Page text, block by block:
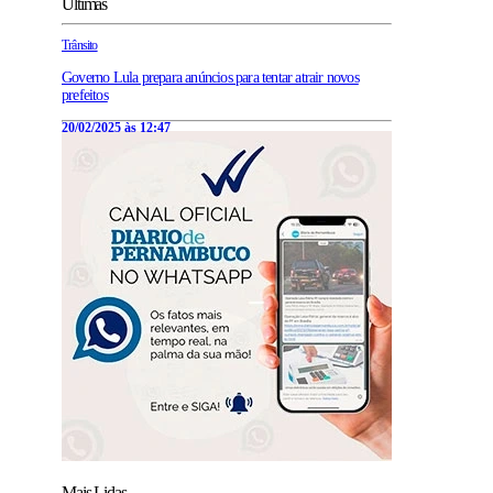
Últimas
Trânsito
Governo Lula prepara anúncios para tentar atrair novos
prefeitos
20/02/2025 às 12:47